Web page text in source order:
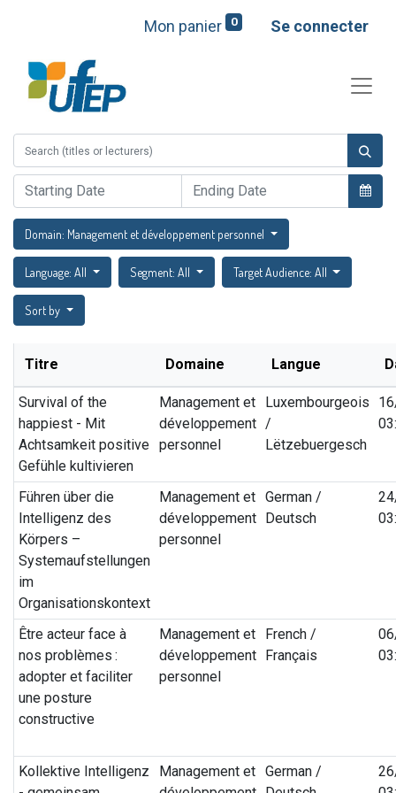
Mon panier 0 Se connecter
Domain: Management et développement personnel
Language: All Segment: All Target Audience: All
Sort by
Titre Domaine Langue
Survival of the
happiest - Mit
Achtsamkeit positive
Gefühle kultivieren
Management et
développement
personnel
Luxembourgeois
/
Lëtzebuergesch
Führen über die
Intelligenz des
Körpers –
Systemaufstellungen
im
Organisationskontext
Management et
développement
personnel
German /
Deutsch
Être acteur face à
nos problèmes :
adopter et faciliter
une posture
constructive
Management et
développement
personnel
French /
Français
Kollektive Intelligenz
Management et German /